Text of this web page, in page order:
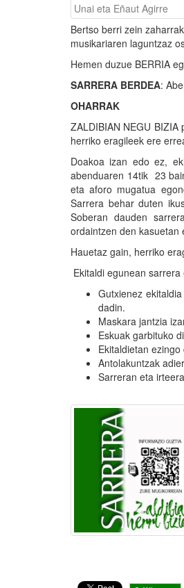
Unai eta Eñaut Agirre
Bertso berri zein
musikariaren laguntzaz
Hemen duzue BERRIA
SARRERA BERDEA:
OHARRAK
ZALDIBIAN NEGU
herriko eragileek ere
Doakoa izan edo ez,
abenduaren 14tik 23
eta aforo mugatua
Sarrera behar duten
Soberan dauden
ordaintzen den kasuetan
Hauetaz gain, herriko
Ekitaldi egunean
Gutxienez
dadin.
Maskara jantzia
Eskuak garbituko
Ekitaldietan
Antolakuntzak
Sarreran eta